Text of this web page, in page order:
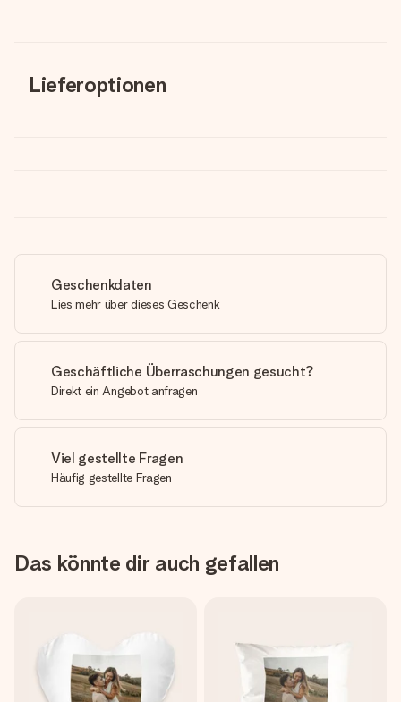
Lieferoptionen
Geschenkdaten
Lies mehr über dieses Geschenk
Geschäftliche Überraschungen gesucht?
Direkt ein Angebot anfragen
Viel gestellte Fragen
Häufig gestellte Fragen
Das könnte dir auch gefallen